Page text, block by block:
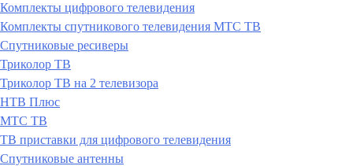
Комплекты цифрового телевидения
Комплекты спутникового телевидения МТС ТВ
Спутниковые ресиверы
Триколор ТВ
Триколор ТВ на 2 телевизора
НТВ Плюс
МТС ТВ
ТВ приставки для цифрового телевидения
Спутниковые антенны